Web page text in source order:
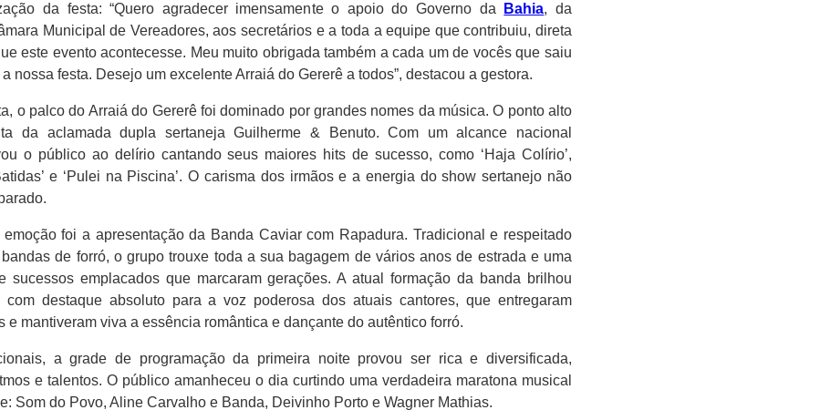
da festa: “Quero agradecer imensamente o apoio do Governo da
Bahia, da
Municipal de Vereadores, aos secretários e a toda a equipe que contribuiu, direta
este evento acontecesse. Meu muito obrigada também a cada um de vocês que saiu
nossa festa. Desejo um excelente Arraiá do Gererê a todos”, destacou a gestora.
o palco do Arraiá do Gererê foi dominado por grandes nomes da música. O ponto alto
da aclamada dupla sertaneja Guilherme & Benuto. Com um alcance nacional
o público ao delírio cantando seus maiores hits de sucesso, como ‘Haja Colírio’,
e ‘Pulei na Piscina’. O carisma dos irmãos e a energia do show sertanejo não
foi a apresentação da Banda Caviar com Rapadura. Tradicional e respeitado
de forró, o grupo trouxe toda a sua bagagem de vários anos de estrada e uma
sucessos emplacados que marcaram gerações. A atual formação da banda brilhou
com destaque absoluto para a voz poderosa dos atuais cantores, que entregaram
e mantiveram viva a essência romântica e dançante do autêntico forró.
a grade de programação da primeira noite provou ser rica e diversificada,
e talentos. O público amanheceu o dia curtindo uma verdadeira maratona musical
Som do Povo, Aline Carvalho e Banda, Deivinho Porto e Wagner Mathias.